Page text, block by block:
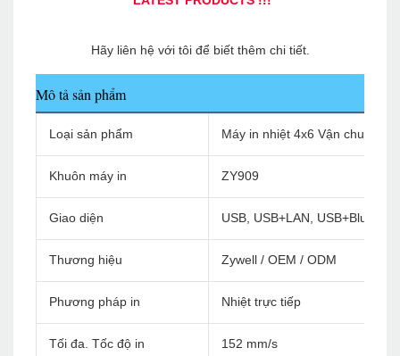
Mô tả sản phẩm
Loại sản phẩm Máy in nhiệt 4x6 Vận chuyển
Khuôn máy in ZY909
Giao diện USB, USB+LAN,
Thương hiệu Zywell / OEM / ODM
Phương pháp in Nhiệt trực tiếp
Tối đa. Tốc độ in 152 mm/s